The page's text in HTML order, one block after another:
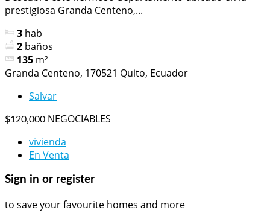
prestigiosa Granda Centeno,...
3 hab
2 baños
135 m²
Granda Centeno, 170521 Quito, Ecuador
Salvar
$120,000 NEGOCIABLES
vivienda
En Venta
Sign in or register
to save your favourite homes and more